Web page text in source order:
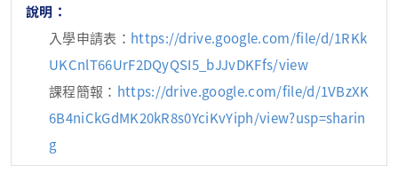
入學申請表： https://drive.google.com/file/d/1RKk
UKCnlT66UrF2DQyQSI5_bJJvDKFfs/view
課程簡報： https://drive.google.com/file/d/1VBzXK
6B4niCkGdMK20kR8s0YciKvYiph/view?usp=sharin
g